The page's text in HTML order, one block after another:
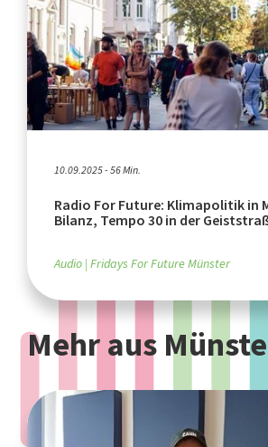
10.09.2025 - 56 Min.
Radio For Future: Klimapolitik in
Bilanz, Tempo 30 in der
Audio Fridays For Future Münster
Mehr aus